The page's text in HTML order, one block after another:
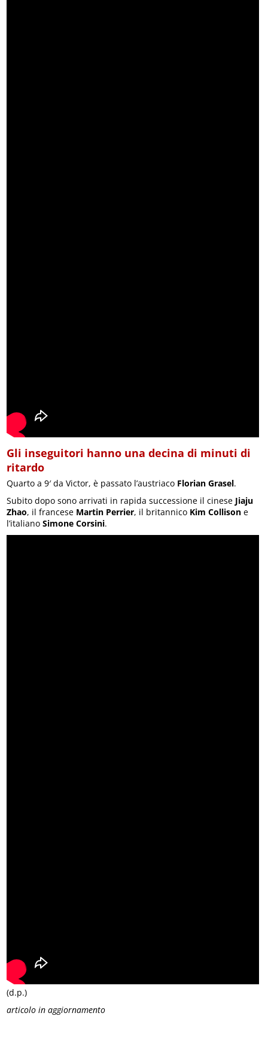
Gli inseguitori hanno una decina di minuti di
ritardo
Quarto a 9′ da Victor, è passato l’austriaco Florian Grasel.
Subito dopo sono arrivati in rapida successione il cinese Jiaju
Zhao, il francese Martin Perrier, il britannico Kim Collison e
l’italianoSimone Corsini.
(d.p.)
articolo in aggiornamento